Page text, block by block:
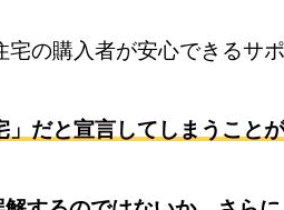
の購入者が安心できるサ
」だと宣言してしまうこと